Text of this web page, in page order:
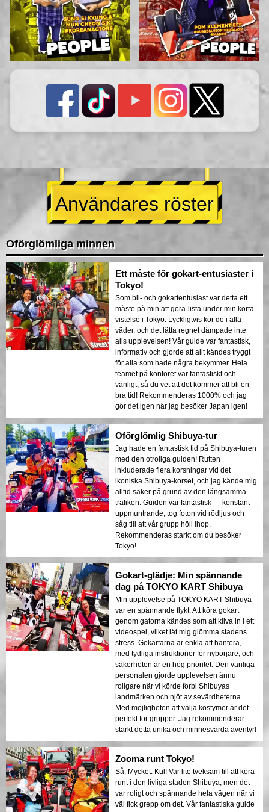
Användares röster
Oförglömliga minnen
Ett måste för gokart-entusiaster i
Tokyo!
Som bil- och gokartentusiast var detta ett
måste på min att göra-lista under min korta
vistelse i Tokyo. Lyckligtvis kör de i alla
väder, och det lätta regnet dämpade inte
alls upplevelsen! Vår guide var fantastisk,
informativ och gjorde att allt kändes tryggt
för alla som hade några bekymmer. Hela
teamet på kontoret var fantastiskt och
vänligt, så du vet att det kommer att bli en
bra tid! Rekommenderas 1000% och jag
gör det igen när jag besöker Japan igen!
Oförglömlig Shibuya-tur
Jag hade en fantastisk tid på Shibuya-turen
med den otroliga guiden! Rutten
inkluderade flera korsningar vid det
ikoniska Shibuya-korset, och jag kände mig
alltid säker på grund av den långsamma
trafiken. Guiden var fantastisk — konstant
uppmuntrande, tog foton vid rödljus och
såg till att vår grupp höll ihop.
Rekommenderas starkt om du besöker
Tokyo!
Gokart-glädje: Min spännande
dag på TOKYO KART Shibuya
Min upplevelse på TOKYO KART Shibuya
var en spännande flykt. Att köra gokart
genom gatorna kändes som att kliva in i ett
videospel, vilket lät mig glömma stadens
stress. Gokartarna är enkla att hantera,
med tydliga instruktioner för nybörjare, och
säkerheten är en hög prioritet. Den vänliga
personalen gjorde upplevelsen ännu
roligare när vi körde förbi Shibuyas
landmärken och njöt av sevärdheterna.
Med möjligheten att välja kostymer är det
perfekt för grupper. Jag rekommenderar
starkt detta unika och minnesvärda äventyr!
Zooma runt Tokyo!
Så. Mycket. Kul! Var lite tveksam till att köra
runt i den livliga staden Shibuya, men det
var roligt och spännande hela vägen när vi
väl fick grepp om det. Vår fantastiska guide